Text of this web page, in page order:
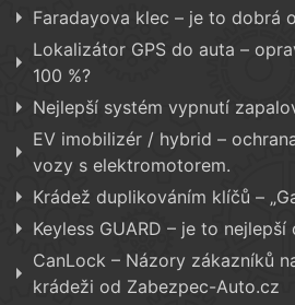
Faradayova klec – je to dobrá
Lokalizátor GPS do auta –
100 %?
Nejlepší systém vypnutí
EV imobilizér / hybrid –
vozy s elektromotorem.
Krádež duplikováním klíčů –
Keyless GUARD – je to nejlepší
CanLock – Názory zákazníků
krádeži od Zabezpec-Auto.cz